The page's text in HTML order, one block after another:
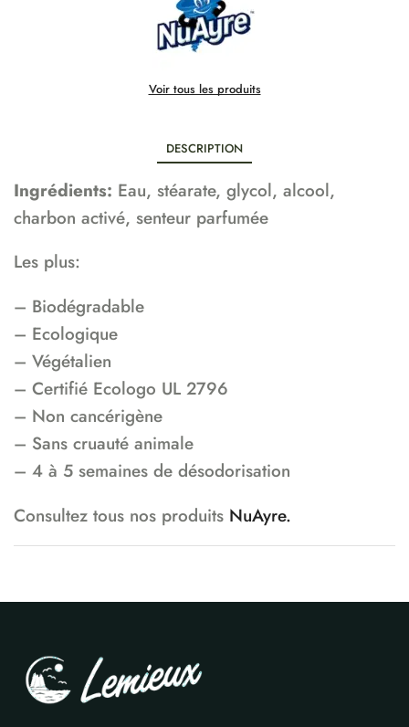
Voir tous les produits
DESCRIPTION
Ingrédients: Eau, stéarate, glycol, alcool,
charbon activé, senteur parfumée
Les plus:
– Biodégradable
– Ecologique
– Végétalien
– Certifié Ecologo UL 2796
– Non cancérigène
– Sans cruauté animale
– 4 à 5 semaines de désodorisation
Consultez tous nos produits NuAyre.